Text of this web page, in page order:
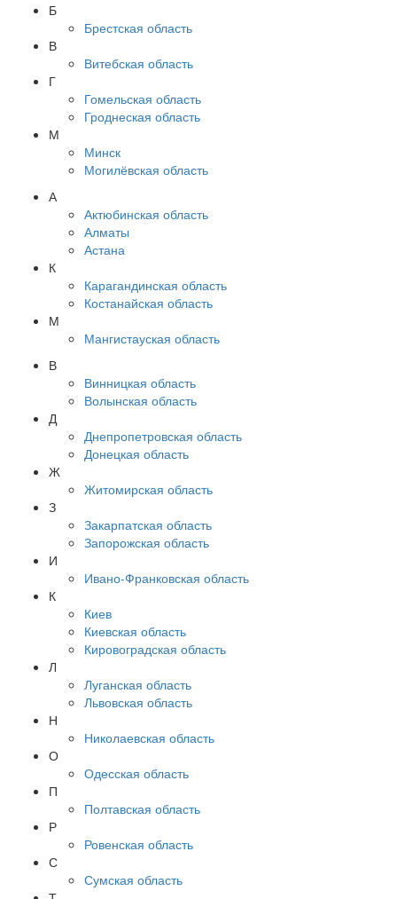
Б
Брестская область
В
Витебская область
Г
Гомельская область
Гроднеская область
М
Минск
Могилёвская область
А
Актюбинская область
Алматы
Астана
К
Карагандинская область
Костанайская область
М
Мангистауская область
В
Винницкая область
Волынская область
Д
Днепропетровская область
Донецкая область
Ж
Житомирская область
З
Закарпатская область
Запорожская область
И
Ивано-Франковская область
К
Киев
Киевская область
Кировоградская область
Л
Луганская область
Львовская область
Н
Николаевская область
О
Одесская область
П
Полтавская область
Р
Ровенская область
С
Сумская область